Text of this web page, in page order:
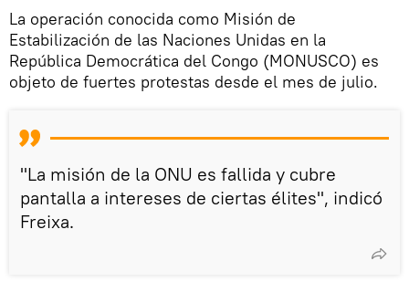
La operación conocida como Misión de
Estabilización de las Naciones Unidas en la
República Democrática del Congo (MONUSCO) es
objeto de fuertes protestas desde el mes de julio.
"La misión de la ONU es fallida y cubre
pantalla a intereses de ciertas élites", indicó
Freixa.